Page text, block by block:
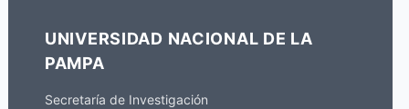
UNIVERSIDAD NACIONAL DE LA
PAMPA
Secretaría de Investigación